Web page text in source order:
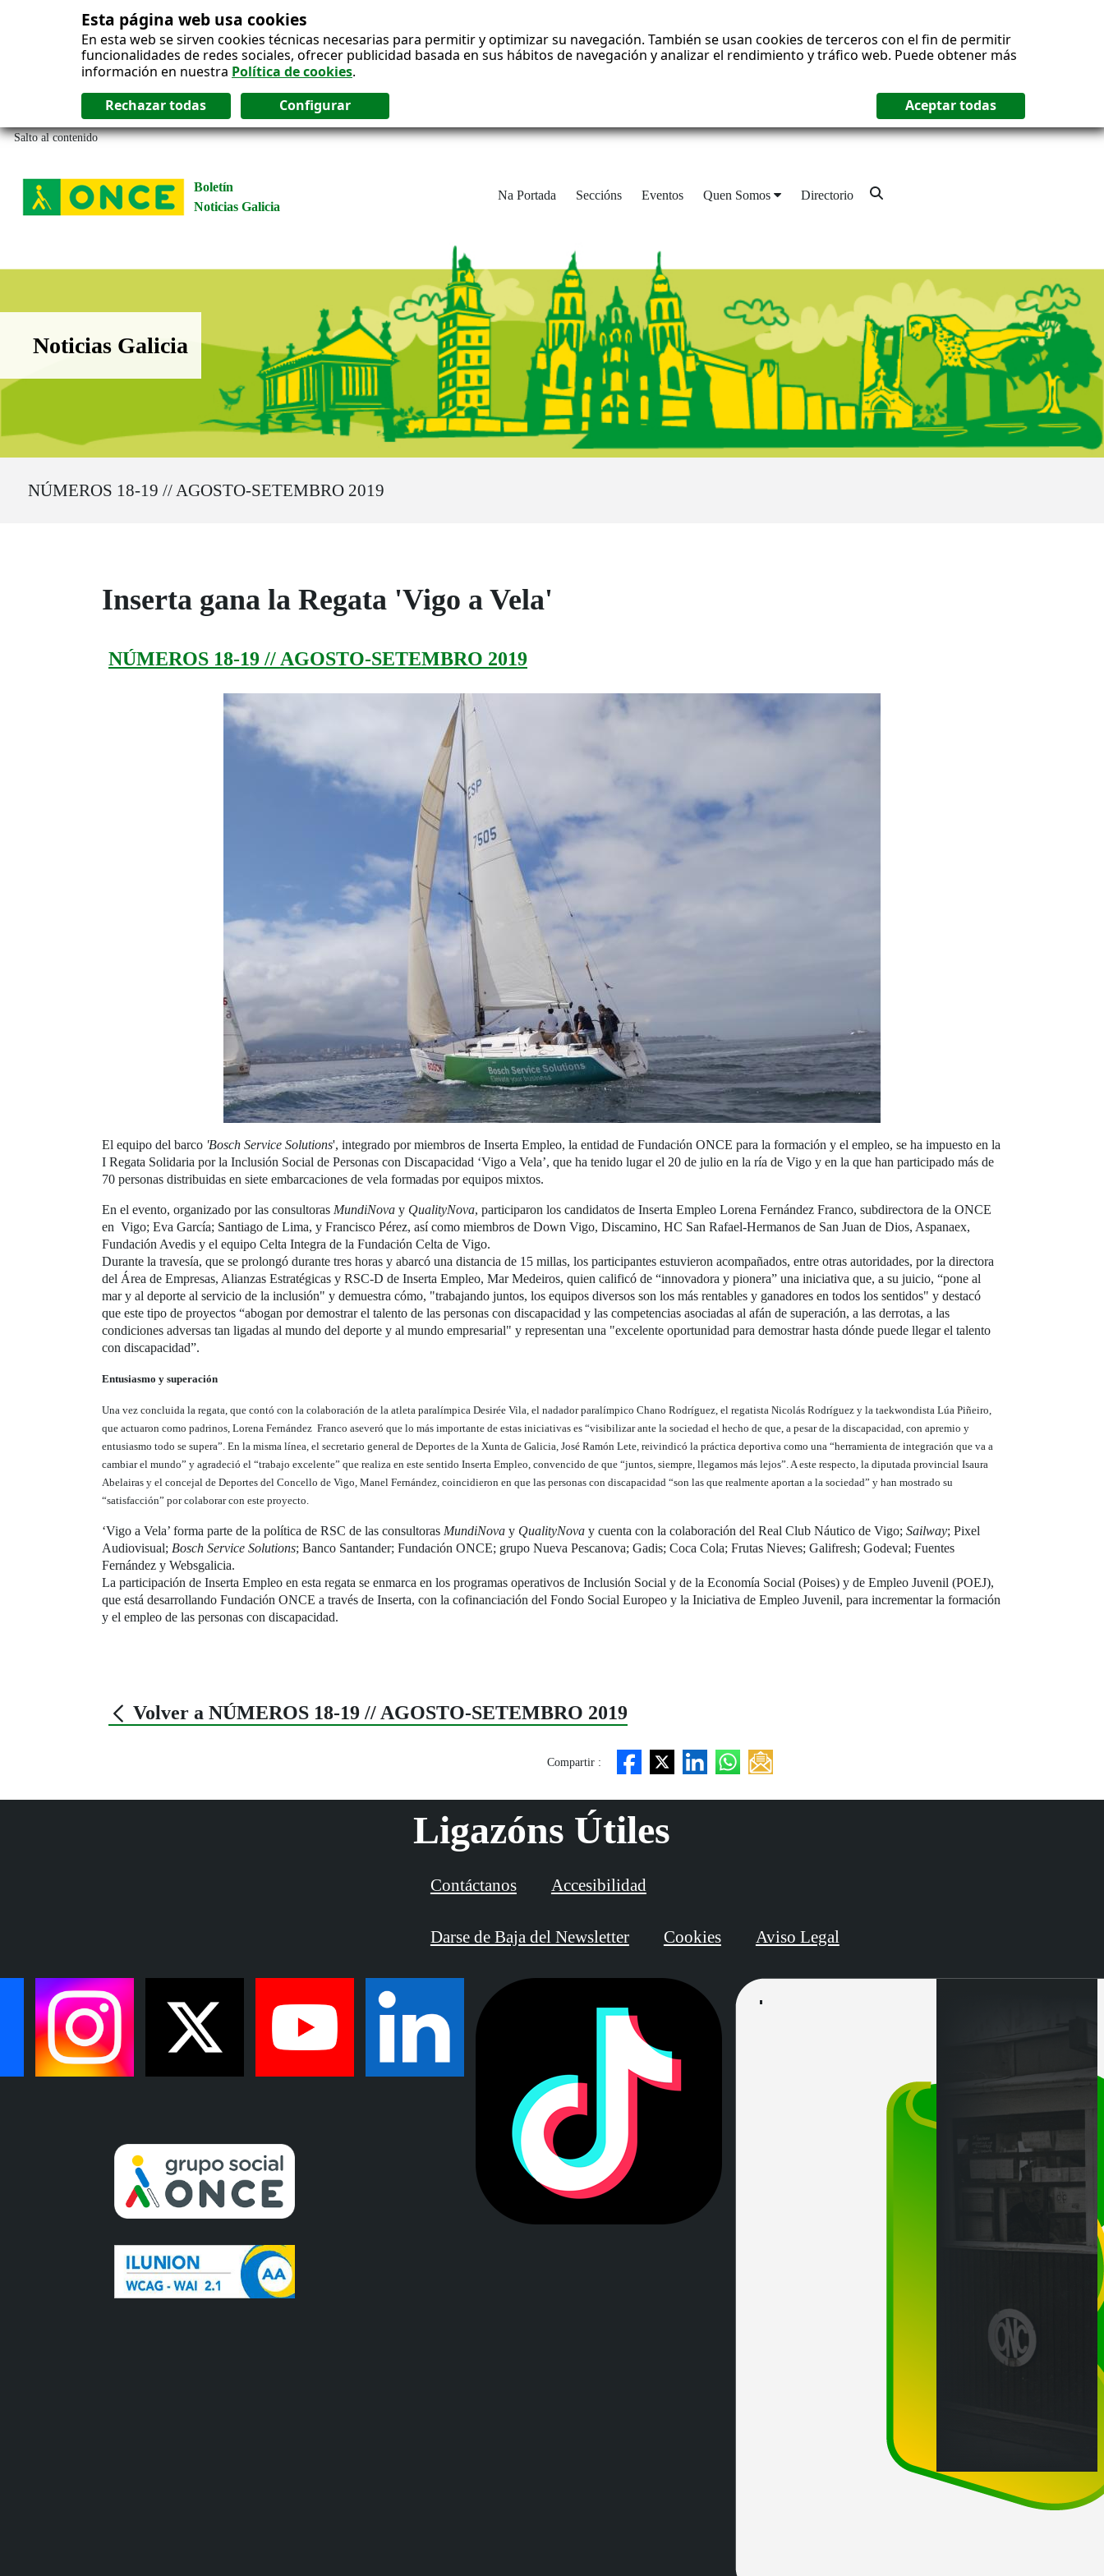
Esta página web usa cookies
En esta web se sirven cookies técnicas necesarias para permitir y optimizar su navegación. También se usan cookies de terceros con el fin de permitir
funcionalidades de redes sociales, ofrecer publicidad basada en sus hábitos de navegación y analizar el rendimiento y tráfico web. Puede obtener más
información en nuestra Política de cookies.
Salto al contenido
Boletín
Noticias Galicia
Na Portada Seccións Eventos Quen Somos Directorio
Boletín Noticias Galicia
Noticias Galicia
NÚMEROS 18-19 // AGOSTO-SETEMBRO 2019
Inserta gana la Regata 'Vigo a Vela'
NÚMEROS 18-19 // AGOSTO-SETEMBRO 2019
El equipo del barco 'Bosch Service Solutions', integrado por miembros de Inserta Empleo, la entidad de Fundación ONCE para la formación y el empleo, se ha impuesto en la
I Regata Solidaria por la Inclusión Social de Personas con Discapacidad ‘Vigo a Vela’, que ha tenido lugar el 20 de julio en la ría de Vigo y en la que han participado más de
70 personas distribuidas en siete embarcaciones de vela formadas por equipos mixtos.
En el evento, organizado por las consultoras MundiNova y QualityNova, participaron los candidatos de Inserta Empleo Lorena Fernández Franco, subdirectora de la ONCE
en Vigo; Eva García; Santiago de Lima, y Francisco Pérez, así como miembros de Down Vigo, Discamino, HC San Rafael-Hermanos de San Juan de Dios, Aspanaex,
Fundación Avedis y el equipo Celta Integra de la Fundación Celta de Vigo.
Durante la travesía, que se prolongó durante tres horas y abarcó una distancia de 15 millas, los participantes estuvieron acompañados, entre otras autoridades, por la directora
del Área de Empresas, Alianzas Estratégicas y RSC-D de Inserta Empleo, Mar Medeiros, quien calificó de “innovadora y pionera” una iniciativa que, a su juicio, “pone al
mar y al deporte al servicio de la inclusión" y demuestra cómo, "trabajando juntos, los equipos diversos son los más rentables y ganadores en todos los sentidos" y destacó
que este tipo de proyectos “abogan por demostrar el talento de las personas con discapacidad y las competencias asociadas al afán de superación, a las derrotas, a las
condiciones adversas tan ligadas al mundo del deporte y al mundo empresarial" y representan una "excelente oportunidad para demostrar hasta dónde puede llegar el talento
con discapacidad”.
Entusiasmo y superación
Una vez concluida la regata, que contó con la colaboración de la atleta paralímpica Desirée Vila, el nadador paralímpico Chano Rodríguez, el regatista Nicolás Rodríguez y la taekwondista Lúa Piñeiro,
que actuaron como padrinos, Lorena Fernández Franco aseveró que lo más importante de estas iniciativas es “visibilizar ante la sociedad el hecho de que, a pesar de la discapacidad, con apremio y
entusiasmo todo se supera”. En la misma línea, el secretario general de Deportes de la Xunta de Galicia, José Ramón Lete, reivindicó la práctica deportiva como una “herramienta de integración que va a
cambiar el mundo” y agradeció el “trabajo excelente” que realiza en este sentido Inserta Empleo, convencido de que “juntos, siempre, llegamos más lejos”. A este respecto, la diputada provincial Isaura
Abelairas y el concejal de Deportes del Concello de Vigo, Manel Fernández, coincidieron en que las personas con discapacidad “son las que realmente aportan a la sociedad” y han mostrado su
“satisfacción” por colaborar con este proyecto.
‘Vigo a Vela’ forma parte de la política de RSC de las consultoras MundiNova y QualityNova y cuenta con la colaboración del Real Club Náutico de Vigo; Sailway; Pixel
Audiovisual; Bosch Service Solutions; Banco Santander; Fundación ONCE; grupo Nueva Pescanova; Gadis; Coca Cola; Frutas Nieves; Galifresh; Godeval; Fuentes
Fernández y Websgalicia.
La participación de Inserta Empleo en esta regata se enmarca en los programas operativos de Inclusión Social y de la Economía Social (Poises) y de Empleo Juvenil (POEJ),
que está desarrollando Fundación ONCE a través de Inserta, con la cofinanciación del Fondo Social Europeo y la Iniciativa de Empleo Juvenil, para incrementar la formación
y el empleo de las personas con discapacidad.
Volver a NÚMEROS 18-19 // AGOSTO-SETEMBRO 2019
Compartir :
Ligazóns Útiles
Contáctanos Accesibilidad
Darse de Baja del Newsletter Cookies Aviso Legal